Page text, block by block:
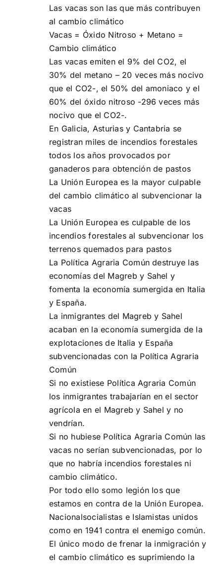
Las vacas son las que más contribuyen
al cambio climático
Vacas = Óxido Nitroso + Metano =
Cambio climático
Las vacas emiten el 9% del CO2, el
30% del metano – 20 veces más nocivo
que el CO2-, el 50% del amoniaco y el
60% del óxido nitroso -296 veces más
nocivo que el CO2-.
En Galicia, Asturias y Cantabria se
registran miles de incendios forestales
todos los años provocados por
ganaderos para obtención de pastos
La Unión Europea es la mayor culpable
del cambio climático al subvencionar la
vacas
La Unión Europea es culpable de los
incendios forestales al subvencionar los
terrenos quemados para pastos
La Política Agraria Común destruye las
economías del Magreb y Sahel y
fomenta la economía sumergida en Italia
y España.
La inmigrantes del Magreb y Sahel
acaban en la economía sumergida de la
explotaciones de Italia y España
subvencionadas con la Política Agraria
Común
Si no existiese Política Agraria Común
los inmigrantes trabajarían en el sector
agrícola en el Magreb y Sahel y no
vendrían.
Si no hubiese Política Agraria Común las
vacas no serían subvencionadas, por lo
que no habría incendios forestales ni
cambio climático.
Por todo ello somo legión los que
estamos en contra de la Unión Europea.
Nacionalsocialistas e Islamistas unidos
como en 1941 contra el enemigo común.
El único modo de frenar la inmigración y
el cambio climático es suprimiendo la